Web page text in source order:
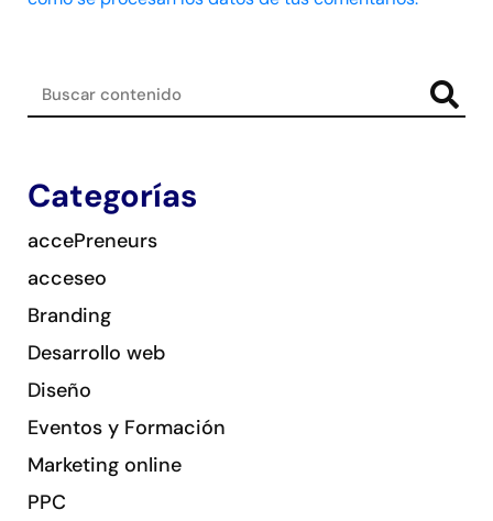
Categorías
accePreneurs
acceseo
Branding
Desarrollo web
Diseño
Eventos y Formación
Marketing online
PPC